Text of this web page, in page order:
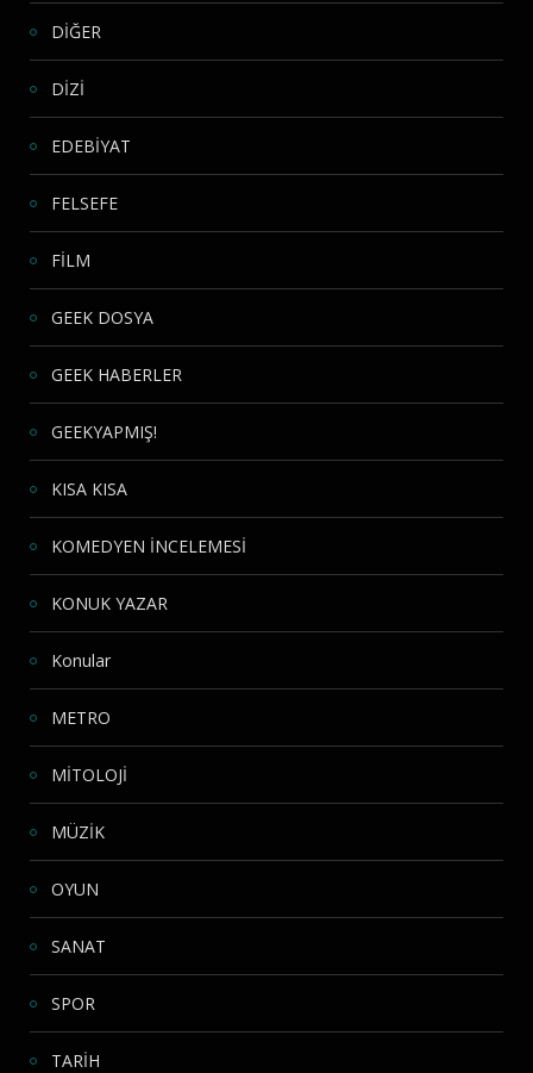
DİĞER
DİZİ
EDEBİYAT
FELSEFE
FİLM
GEEK DOSYA
GEEK HABERLER
GEEKYAPMIŞ!
KISA KISA
KOMEDYEN İNCELEMESİ
KONUK YAZAR
Konular
METRO
MİTOLOJİ
MÜZİK
OYUN
SANAT
SPOR
TARİH